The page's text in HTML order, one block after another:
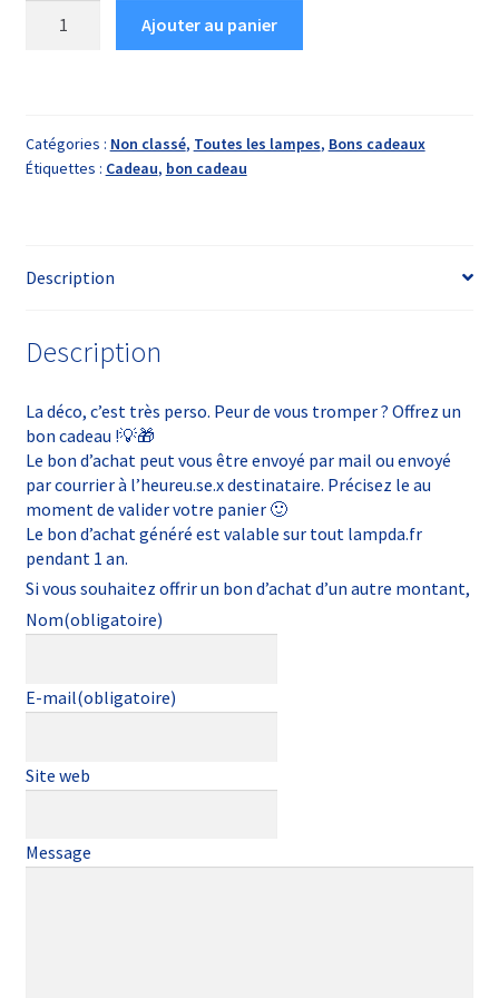
200€
Ajouter au panier
Catégories : Non classé, Toutes les lampes, Bons cadeaux
Étiquettes : Cadeau, bon cadeau
Description
Description
La déco, c’est très perso. Peur de vous tromper ? Offrez un
bon cadeau !💡🎁
Le bon d’achat peut vous être envoyé par mail ou envoyé
par courrier à l’heureu.se.x destinataire. Précisez le au
moment de valider votre panier 🙂
Le bon d’achat généré est valable sur tout lampda.fr
pendant 1 an.
Si vous souhaitez offrir un bon d’achat d’un autre montant,
Nom(obligatoire)
E-mail(obligatoire)
Site web
Message